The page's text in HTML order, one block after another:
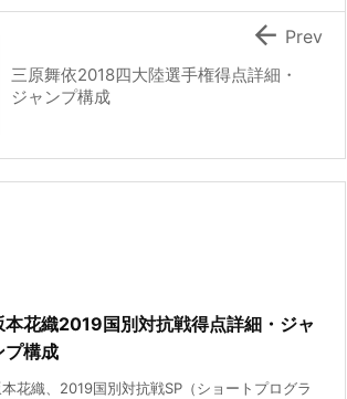
三原舞依2018四大陸選手権得点詳細・
ジャンプ構成
 Prev
本花織2019国別対抗戦得点詳細・ジャ
プ構成
花織、2019国別対抗戦SP（ショートプログラ